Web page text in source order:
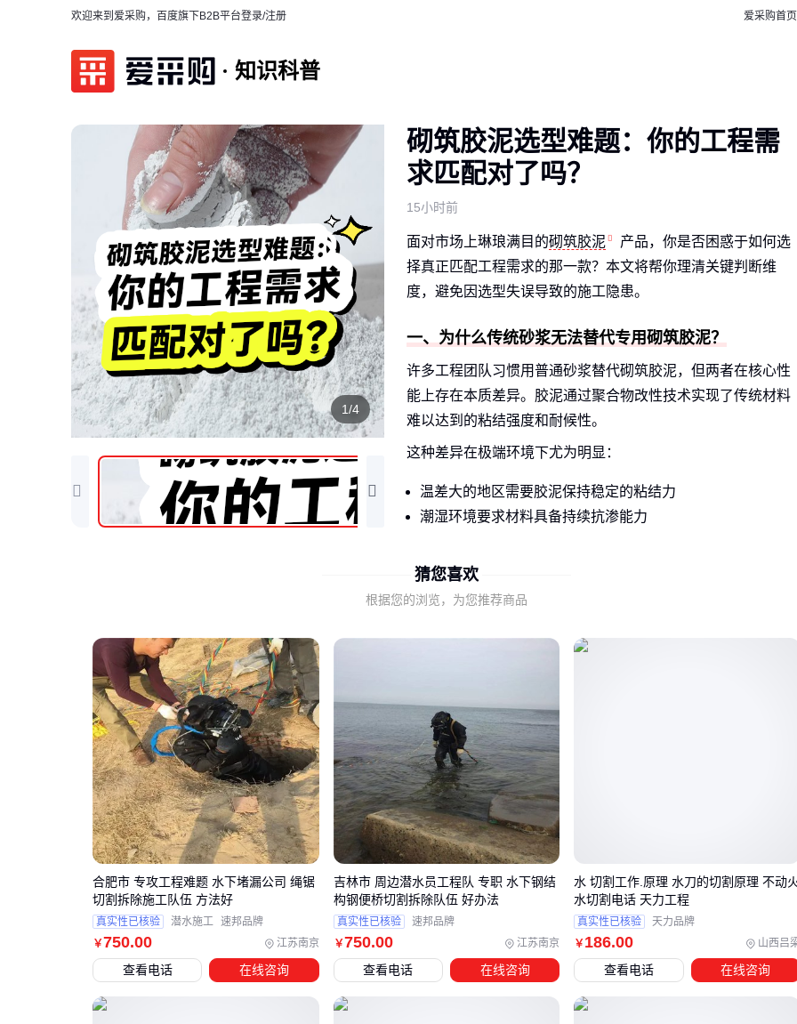
欢迎来到爱采购，百度旗下B2B平台登录/注册 爱采购首页
知识科普
1/4
砌筑胶泥选型难题：你的工程需
求匹配对了吗？
15小时前
面对市场上琳琅满目的砌筑胶泥
产品，你是否困惑于如何选
择真正匹配工程需求的那一款？本文将帮你理清关键判断维
度，避免因选型失误导致的施工隐患。
一、为什么传统砂浆无法替代专用砌筑胶泥？
许多工程团队习惯用普通砂浆替代砌筑胶泥，但两者在核心性
能上存在本质差异。胶泥通过聚合物改性技术实现了传统材料
难以达到的粘结强度和耐候性。
这种差异在极端环境下尤为明显：
温差大的地区需要胶泥保持稳定的粘结力
潮湿环境要求材料具备持续抗渗能力
理解这些差异是选型的第一步，接下来需要关注不同胶泥类型
如何通过具体参数满足工程需求。
二、哪些性能指标真正影响工程效果？
适配性。例如高温环境下的砌筑工程，常规胶泥会出现软化脱
落，此时高温耐酸砌筑胶泥
同样容易被忽视的还有材料固化后的弹性模量——刚性过强的
胶泥在震动环境中易导致接缝开裂，而柔性配方更适合桥梁等
动态荷载结构。
这些参数差异看似细微，却直接决定了工程寿命和维护成本。
下个环节我们将具体分析不同场景的参数优先级排序。
三、不同工程场景如何匹配砌筑胶泥类型？
砌筑胶泥的选型核心在于理解工程场景对材料性能的差异化需
求。以下场景化决策框架可帮助快速锁定关键参数优先级：
猜您喜欢
根据您的浏览，为您推荐商品
￥750.00 江苏南京
合肥市 专攻工程难题 水下堵漏公司 绳锯
切割拆除施工队伍 方法好
真实性已核验 潜水施工 速邦品牌
查看电话 在线咨询
￥750.00 江苏南京
吉林市 周边潜水员工程队 专职 水下钢结
构钢便桥切割拆除队伍 好办法
真实性已核验 速邦品牌
查看电话 在线咨询
￥ 186.00 山西吕
水 切割工作.原理 水刀的切割原理 不动
水切割电话 天力工程
真实性已核验 天力品牌
查看电话 在线咨询